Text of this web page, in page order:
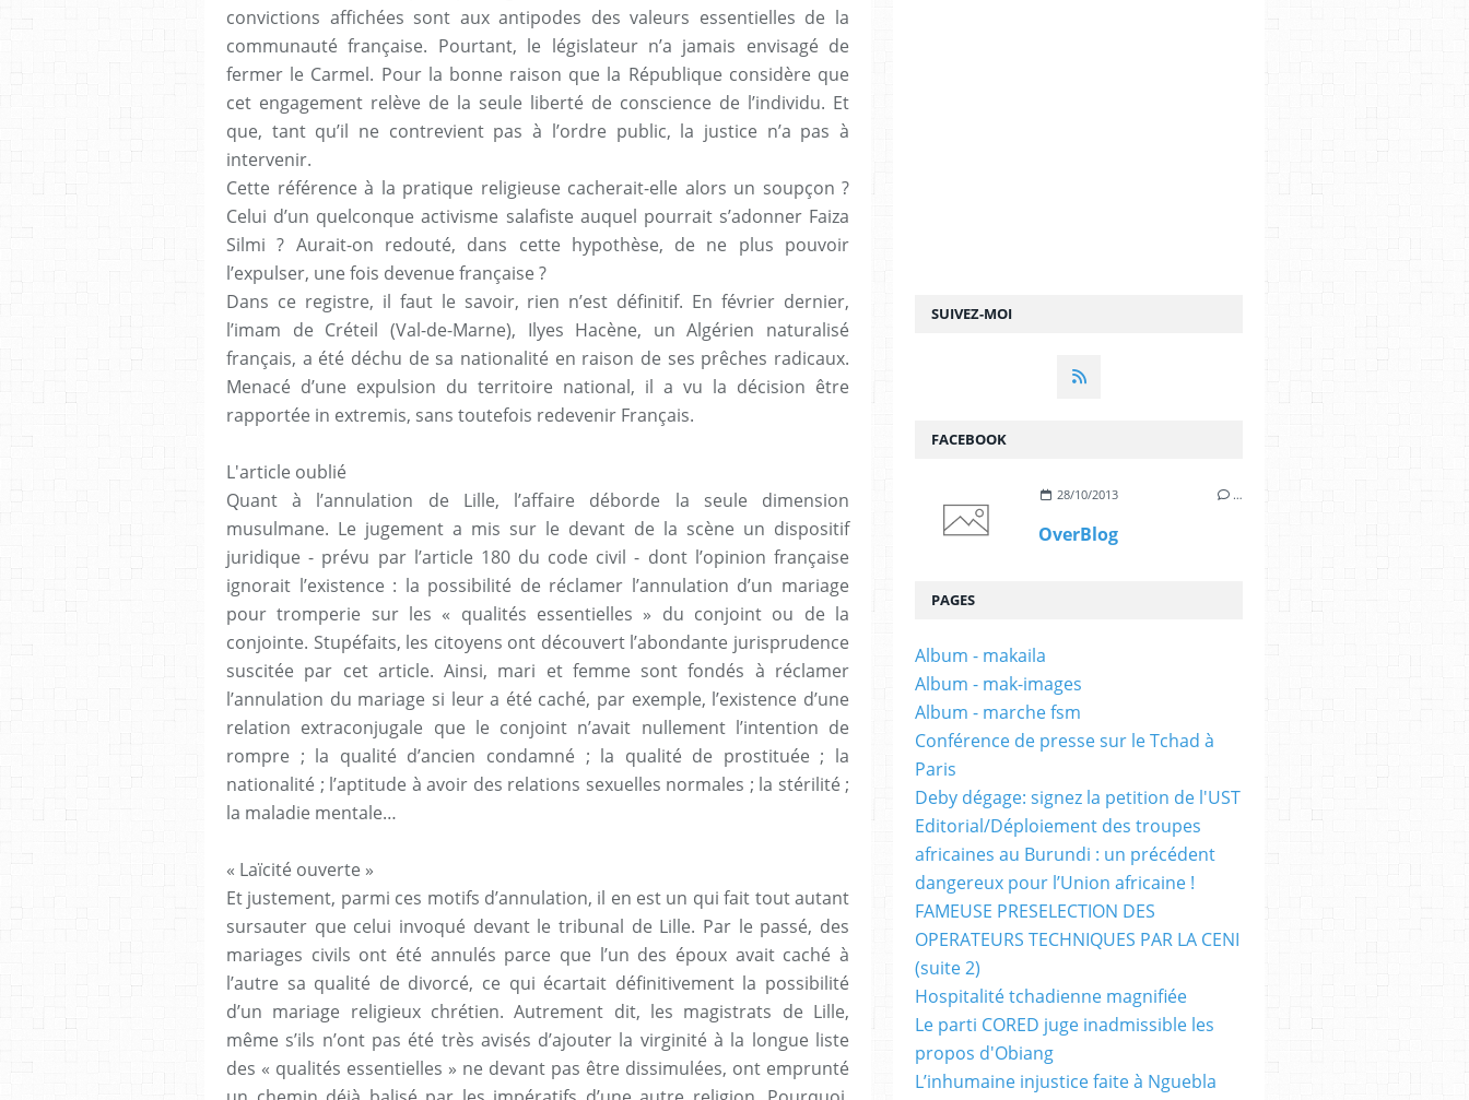
convictions affichées sont aux antipodes des valeurs essentielles de la
communauté française. Pourtant, le législateur n’a jamais envisagé de
fermer le Carmel. Pour la bonne raison que la République considère que
cet engagement relève de la seule liberté de conscience de l’individu. Et
que, tant qu’il ne contrevient pas à l’ordre public, la justice n’a pas à
intervenir.
Cette référence à la pratique religieuse cacherait-elle alors un soupçon ?
Celui d’un quelconque activisme salafiste auquel pourrait s’adonner Faiza
Silmi ? Aurait-on redouté, dans cette hypothèse, de ne plus pouvoir
l’expulser, une fois devenue française ?
Dans ce registre, il faut le savoir, rien n’est définitif. En février dernier,
l’imam de Créteil (Val-de-Marne), Ilyes Hacène, un Algérien naturalisé
français, a été déchu de sa nationalité en raison de ses prêches radicaux.
Menacé d’une expulsion du territoire national, il a vu la décision être
rapportée in extremis, sans toutefois redevenir Français.
L'article oublié
Quant à l’annulation de Lille, l’affaire déborde la seule dimension
musulmane. Le jugement a mis sur le devant de la scène un dispositif
juridique - prévu par l’article 180 du code civil - dont l’opinion française
ignorait l’existence : la possibilité de réclamer l’annulation d’un mariage
pour tromperie sur les « qualités essentielles » du conjoint ou de la
conjointe. Stupéfaits, les citoyens ont découvert l’abondante jurisprudence
suscitée par cet article. Ainsi, mari et femme sont fondés à réclamer
l’annulation du mariage si leur a été caché, par exemple, l’existence d’une
relation extraconjugale que le conjoint n’avait nullement ­l’intention de
rompre ; la qualité d’ancien condamné ; la qualité de prostituée ; la
nationalité ; l’aptitude à avoir des relations sexuelles normales ; la stérilité ;
la maladie mentale…
« Laïcité ouverte »
Et justement, parmi ces motifs d’annulation, il en est un qui fait tout autant
sursauter que celui invoqué devant le tribunal de Lille. Par le passé, des
mariages civils ont été annulés parce que l’un des époux avait caché à
l’autre sa qualité de divorcé, ce qui écartait définitivement la possibilité
d’un mariage religieux chrétien. Autrement dit, les magistrats de Lille,
même s’ils n’ont pas été très avisés d’ajouter la virginité à la longue liste
des « qualités essentielles » ne devant pas être dissimulées, ont emprunté
SUIVEZ-MOI
FACEBOOK
28/10/2013 …
OverBlog
PAGES
Album - makaila
Album - mak-images
Album - marche fsm
Conférence de presse sur le Tchad à
Paris
Deby dégage: signez la petition de l'UST
Editorial/Déploiement des troupes
africaines au Burundi : un précédent
dangereux pour l’Union africaine !
FAMEUSE PRESELECTION DES
OPERATEURS TECHNIQUES PAR LA CENI
(suite 2)
Hospitalité tchadienne magnifiée
Le parti CORED juge inadmissible les
propos d'Obiang
L’inhumaine injustice faite à Nguebla